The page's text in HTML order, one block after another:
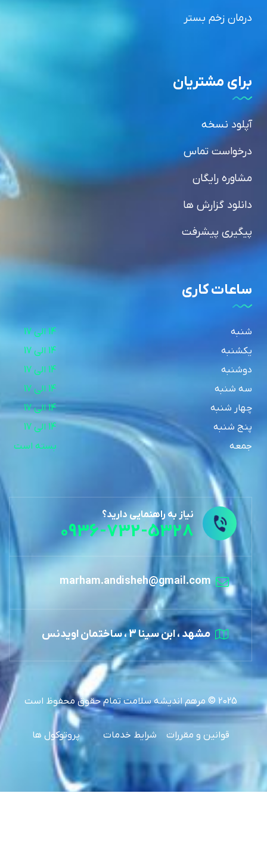
درمان زخم بستر
برای مشتریان
آپلود نسخه
درخواست تماس
مشاوره رایگان
دانلود گزارش ها
پیگیری پیشرفت
ساعات کاری
شنبه
یکشنبه
دوشنبه
سه شنبه
چهار شنبه
14 الی 17
پنج شنبه
14 الی 17
جمعه
بسته است
نیاز به راهنمایی دارید؟
0936-732-5328
marham.andisheh@gmail.com
مشهد ، ابن سینا 3 ، ساختمان اویدنس
2025 © مرهم اندیشه سلامت تمام حقوق محفوظ است
قوانین و مقررات شرایط خدمات پروتوکول ها